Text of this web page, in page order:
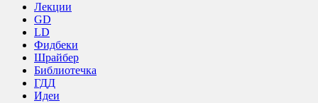
поискаЛекции
GD
LD
Фидбеки
Шрайбер
Библиотечка
ГДД
Идеи